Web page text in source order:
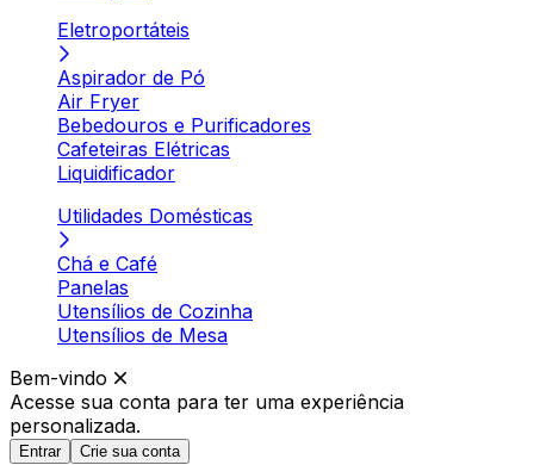
Eletroportáteis
Aspirador de Pó
Air Fryer
Bebedouros e Purificadores
Cafeteiras Elétricas
Liquidificador
Utilidades Domésticas
Chá e Café
Panelas
Utensílios de Cozinha
Utensílios de Mesa
Bem-vindo
Acesse sua conta para ter uma experiência
personalizada.
Entrar Crie sua conta